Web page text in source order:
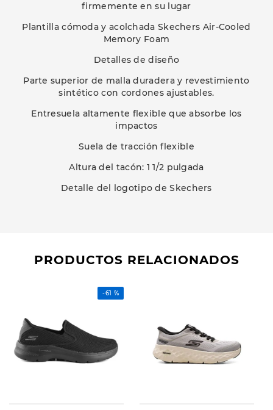
firmemente en su lugar
Plantilla cómoda y acolchada Skechers Air-Cooled
Memory Foam
Detalles de diseño
Parte superior de malla duradera y revestimiento
sintético con cordones ajustables.
Entresuela altamente flexible que absorbe los
impactos
Suela de tracción flexible
Altura del tacón: 1 1/2 pulgada
Detalle del logotipo de Skechers
PRODUCTOS RELACIONADOS
-61 %